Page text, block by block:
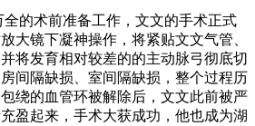
全的术前准备工作，文文的手术正式
大镜下凝神操作，将紧贴文文气管、
将发育相对较差的的主动脉弓彻底切
间隔缺损、室间隔缺损，整个过程历
绕的血管环被解除后，文文此前被严
盈起来，手术大获成功，他也成为湖